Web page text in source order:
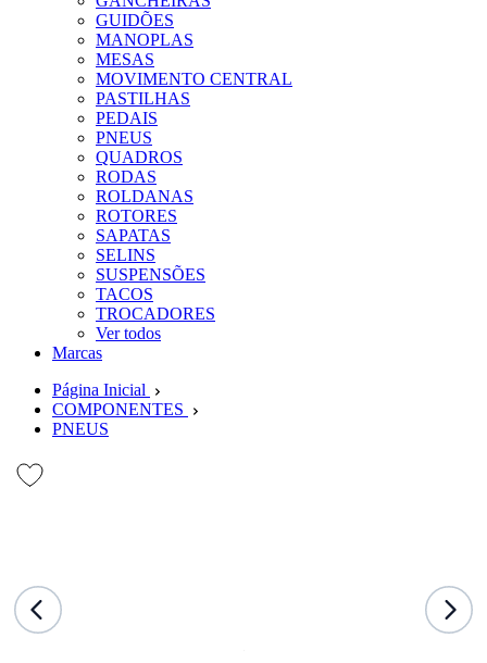
GUIDÕES
MANOPLAS
MESAS
MOVIMENTO CENTRAL
PASTILHAS
PEDAIS
PNEUS
QUADROS
RODAS
ROLDANAS
ROTORES
SAPATAS
SELINS
SUSPENSÕES
TACOS
TROCADORES
Ver todos
Marcas
Página Inicial
COMPONENTES
PNEUS